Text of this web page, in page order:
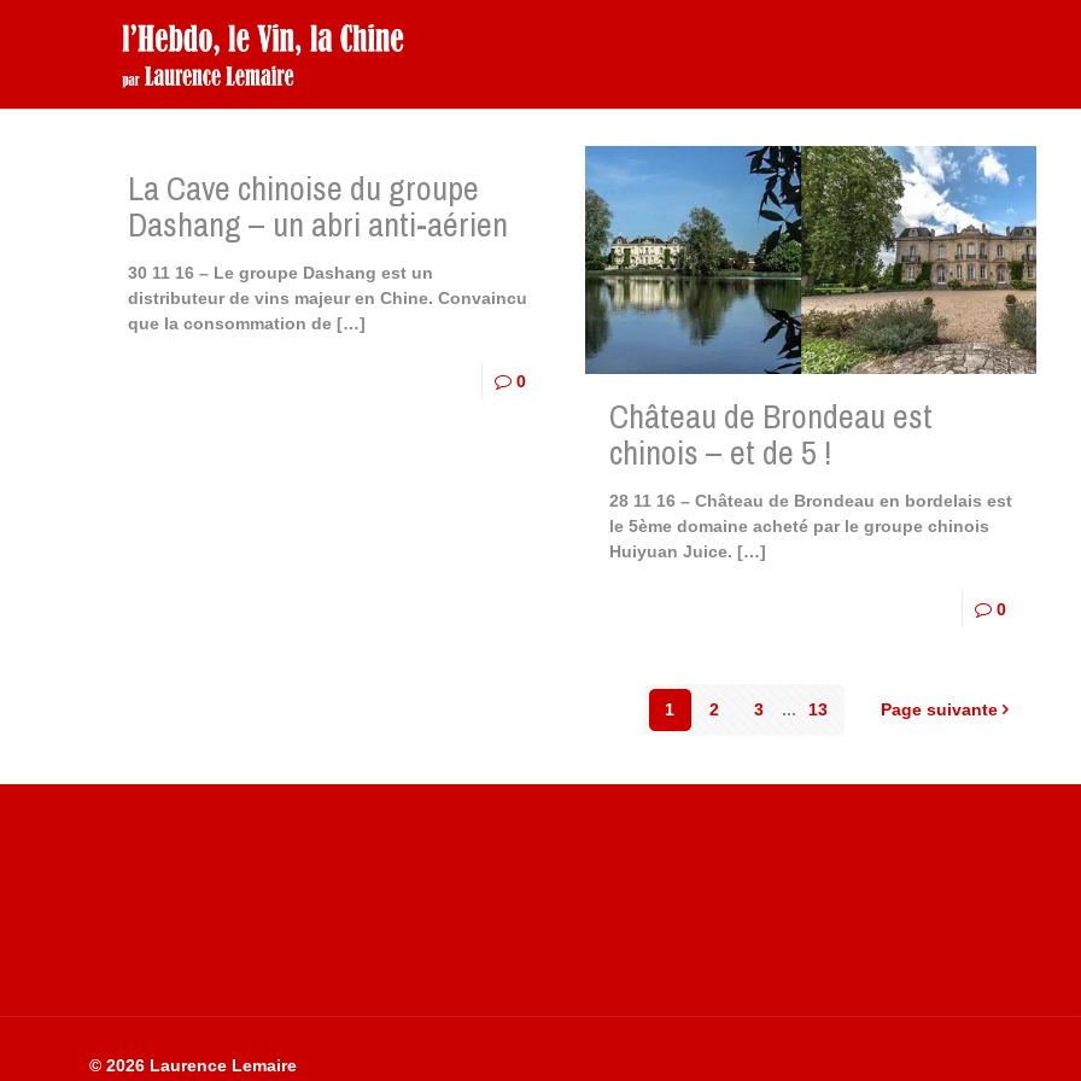
La Cave chinoise du groupe
Dashang – un abri anti-aérien
30 11 16 – Le groupe Dashang est un
distributeur de vins majeur en Chine. Convaincu
que la consommation de[…]
0
Château de Brondeau est
chinois – et de 5 !
28 11 16 – Château de Brondeau en bordelais est
le 5ème domaine acheté par le groupe chinois
Huiyuan Juice. […]
0
1 2 3 ... 13 Page suivante
© 2026 Laurence Lemaire